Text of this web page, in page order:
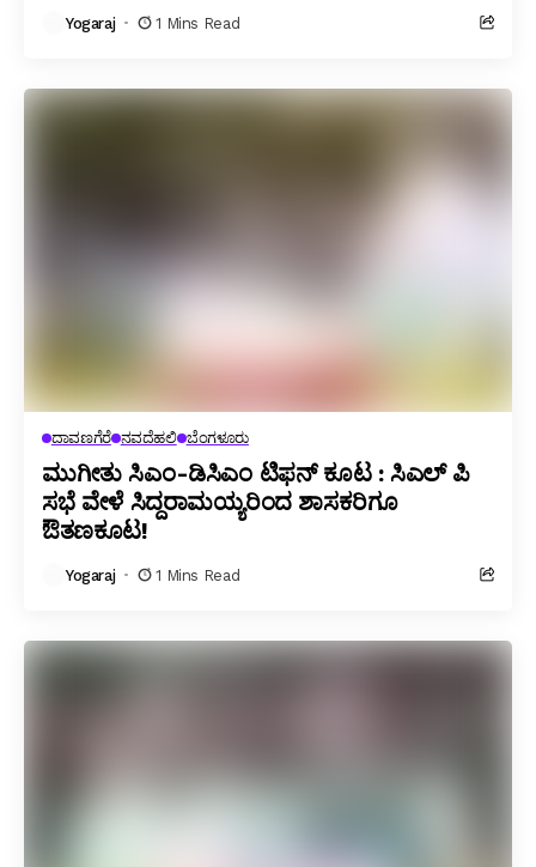
Yogaraj 1 Mins Read
ದಾವಣಗೆರೆ ನವದೆಹಲಿ ಬೆಂಗಳೂರು
ಮುಗೀತು ಸಿಎಂ-ಡಿಸಿಎಂ ಟಿಫನ್ ಕೂಟ : ಸಿಎಲ್ ಪಿ
ಸಭೆ ವೇಳೆ ಸಿದ್ದರಾಮಯ್ಯರಿಂದ ಶಾಸಕರಿಗೂ
ಔತಣಕೂಟ!
Yogaraj 1 Mins Read